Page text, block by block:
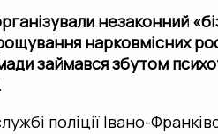
незаконний
нарковмісних
займався збутом
поліції Івано-